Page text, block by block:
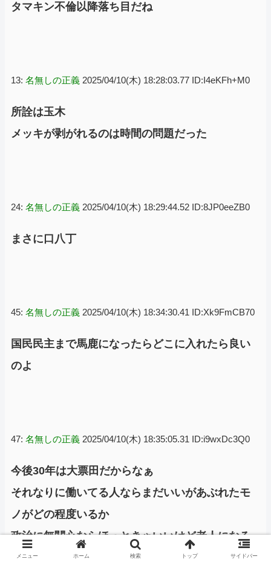
タマキン不倫以降落ち目だね
13: 名無しの正義 2025/04/10(木) 18:28:03.77 ID:I4eKFh+M0
所詮は玉木
メッキが剥がれるのは時間の問題だった
24: 名無しの正義 2025/04/10(木) 18:29:44.52 ID:8JP0eeZB0
まさに口八丁
45: 名無しの正義 2025/04/10(木) 18:34:30.41 ID:Xk9FmCB70
国民民主まで馬鹿になったらどこに入れたら良い
のよ
47: 名無しの正義 2025/04/10(木) 18:35:05.31 ID:i9wxDc3Q0
今後30年は大票田だからなぁ
それなりに働いてる人ならまだいいがあぶれたモ
ノがどの程度いるか
政治に無関心ならほっときゃいいけど老人になる
につれ選挙に行くから完全無視はできない
メニュー ホーム 検索 トップ サイドバー